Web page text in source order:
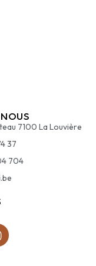
7100 La Louvière
37
704